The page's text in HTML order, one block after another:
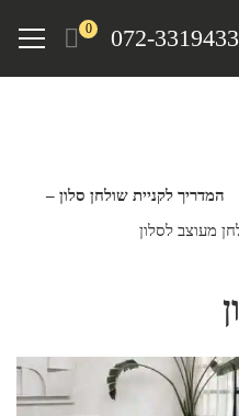
072-3319433
0
Menu
המדריך לקניית שולחן סלון –
מעוצב לסלון